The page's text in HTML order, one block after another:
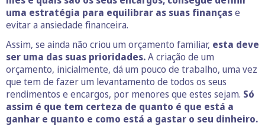
uma estratégia para equilibrar as suas finançase
evitar a ansiedade financeira.
Assim, se ainda não criou um orçamento familiar, esta deve
ser uma das suas prioridades.A criação de um
orçamento, inicialmente, dá um pouco de trabalho, uma vez
que tem de fazer um levantamento de todos os seus
rendimentos e encargos, por menores que estes sejam. Só
assim é que tem certeza de quanto é que está a
ganhar e quanto e como está a gastar o seu dinheiro.